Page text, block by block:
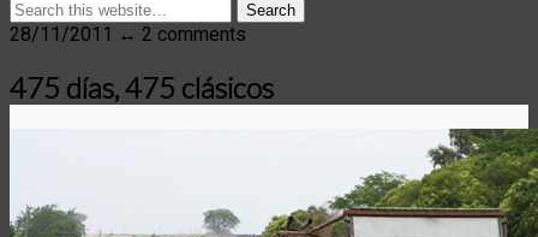
28/11/2011 ↔ 2 comments
475 días, 475 clásicos